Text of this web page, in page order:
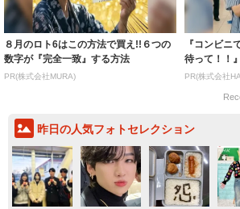
８月のロト6はこの方法で買え!!６つの
数字が『完全一致』する方法
PR(株式会社MURA)
『コンビニ
待って！！
バコ
PR(株式会社
昨日の人気フォトセレクション